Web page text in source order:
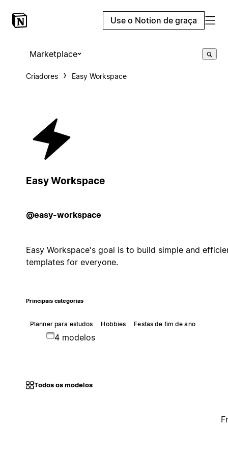
Use o Notion de graça
Marketplace
Criadores Easy Workspace
Easy Workspace
@easy-workspace
Easy Workspace's goal is to build simple and
templates for everyone.
Principais categorias
Planner para estudos Hobbies Festas de fim de ano
4 modelos
Todos os modelos